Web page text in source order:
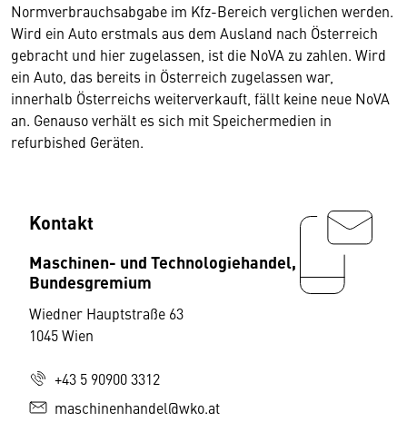
Normverbrauchsabgabe im Kfz-Bereich verglichen werden.
Wird ein Auto erstmals aus dem Ausland nach Österreich
gebracht und hier zugelassen, ist die NoVA zu zahlen. Wird
ein Auto, das bereits in Österreich zugelassen war,
innerhalb Österreichs weiterverkauft, fällt keine neue NoVA
an. Genauso verhält es sich mit Speichermedien in
refurbished Geräten.
Kontakt
Maschinen- und Technologiehandel,
Bundesgremium
Wiedner Hauptstraße 63
1045 Wien
+43 5 90900 3312
maschinenhandel@wko.at